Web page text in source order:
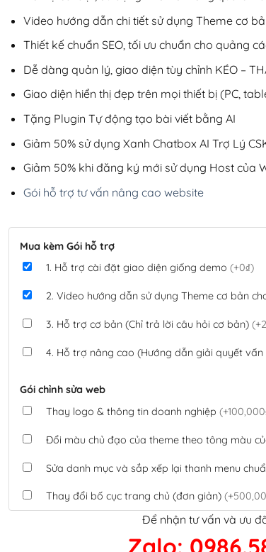
Video hướng dẫn chi tiết sử dụng Theme cơ
Thiết kế chuẩn SEO, tối ưu chuẩn cho quảng
Dễ dàng quản lý, giao diện tùy chỉnh KÉO –
Giao diện hiển thị đẹp trên mọi thiết bị (PC,
Tặng Plugin Tự động tạo bài viết bằng AI
Giảm 50% sử dụng Xanh Chatbox AI Trợ Lý
Giảm 50% khi đăng ký mới sử dụng Host của
Gói hỗ trợ tư vấn nâng cao website
Mua kèm Gói hỗ trợ
1. Hỗ trợ cài đặt giao diện giống demo (+0₫)
2. Video hướng dẫn sử dụng Theme cơ bản
3. Hỗ trợ cơ bản (Chỉ trả lời câu hỏi cơ bản)
4. Hỗ trợ nâng cao (Hướng dẫn giải quyết vấn
Gói chỉnh sửa web
Thay logo & thông tin doanh nghiệp
Đổi màu chủ đạo của theme theo tông màu
Sửa danh mục và sắp xếp lại thanh menu
Thay đổi bố cục trang chủ (đơn giản)
Tích hợp thanh toán QR Code ngân hàng
Để nhận tư vấn và ưu
Zalo: